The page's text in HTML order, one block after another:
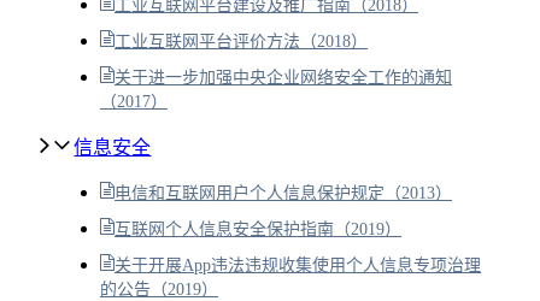
工业互联网平台建设及推广指南（2018）
工业互联网平台评价方法（2018）
关于进一步加强中央企业网络安全工作的通知
（2017）
信息安全
电信和互联网用户个人信息保护规定（2013）
互联网个人信息安全保护指南（2019）
关于开展App违法违规收集使用个人信息专项治理
的公告（2019）